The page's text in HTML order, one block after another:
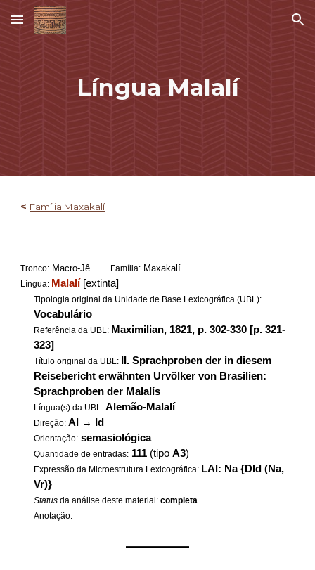
Skip to main content Skip to navigation
Língua Malalí
< Família Maxakalí
Tronco: Macro-Jê Família: Maxakalí
Língua: Malalí [extinta]
Tipologia original da Unidade de Base Lexicográfica (UBL):
Vocabulário
Referência da UBL: Maximilian, 1821, p. 302-330 [p. 321-
323]
Título original da UBL:
II. Sprachproben der in diesem
Reisebericht erwähnten Urvölker von Brasilien:
Sprachproben der Malalís
Língua(s) da UBL:Alemão-Malalí
Direção:Al → Id
Orientação: semasiológica
Quantidade de entradas: 111 (tipoA3)
Expressão da Microestrutura Lexicográfica: LAl: Na {DId (Na,
Vr)}
Status da análise deste material:completa
Anotação:
——————